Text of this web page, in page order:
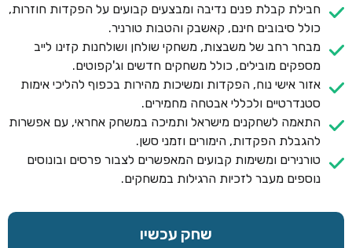
חבילת קבלת פנים נדיבה ומבצעים קבועים על הפקדות חוזרות,
כולל סיבובים חינם, קאשבק והטבות טורניר.
מבחר רחב של משבצות, משחקי שולחן ושולחנות קזינו לייב
מספקים מובילים, כולל משחקים חדשים וג'קפוטים.
אזור אישי נוח, הפקדות ומשיכות מהירות בכפוף להליכי אימות
סטנדרטיים ולכללי אבטחה מחמירים.
התאמה לשחקנים מישראל ותמיכה במשחק אחראי, עם אפשרות
להגבלת הפקדות, הימורים וזמני סשן.
טורנירים ומשימות קבועים המאפשרים לצבור פרסים ובונוסים
נוספים מעבר לזכיות הרגילות במשחקים.
שחק עכשיו